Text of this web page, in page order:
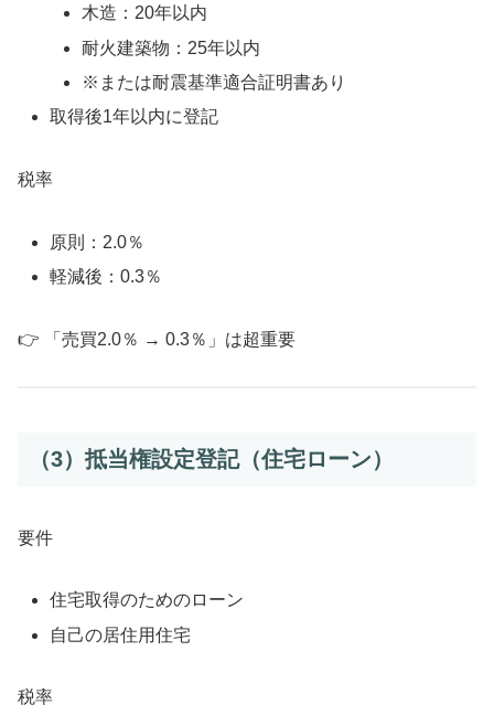
木造：20年以内
耐火建築物：25年以内
※または耐震基準適合証明書あり
取得後1年以内に登記
税率
原則：2.0％
軽減後：0.3％
👉 「売買2.0％ → 0.3％」は超重要
（3）抵当権設定登記（住宅ローン）
要件
住宅取得のためのローン
自己の居住用住宅
税率